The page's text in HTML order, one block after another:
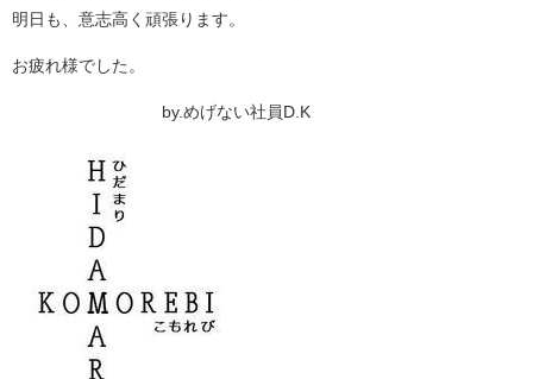
明日も、意志高く頑張ります。
お疲れ様でした。
by.めげない社員D.K